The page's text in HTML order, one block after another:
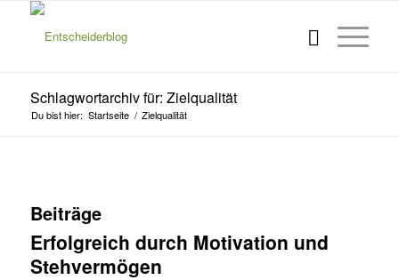
Schlagwortarchiv für: Zielqualität
Du bist hier: Startseite / Zielqualität
Beiträge
Erfolgreich durch Motivation und
Stehvermögen